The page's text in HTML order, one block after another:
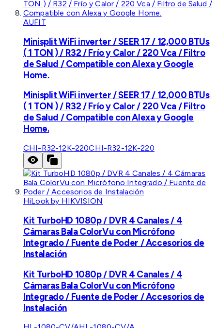
AUFIT
Minisplit WiFi inverter / SEER 17 / 12,000 BTUs
( 1 TON ) / R32 / Frío y Calor / 220 Vca / Filtro
de Salud / Compatible con Alexa y Google
Home.
Minisplit WiFi inverter / SEER 17 / 12,000 BTUs
( 1 TON ) / R32 / Frío y Calor / 220 Vca / Filtro
de Salud / Compatible con Alexa y Google
Home.
CHI-R32-12K-220CHI-R32-12K-220
HiLook by HIKVISION
Kit TurboHD 1080p / DVR 4 Canales / 4
Cámaras Bala ColorVu con Micrófono
Integrado / Fuente de Poder / Accesorios de
Instalación
Kit TurboHD 1080p / DVR 4 Canales / 4
Cámaras Bala ColorVu con Micrófono
Integrado / Fuente de Poder / Accesorios de
Instalación